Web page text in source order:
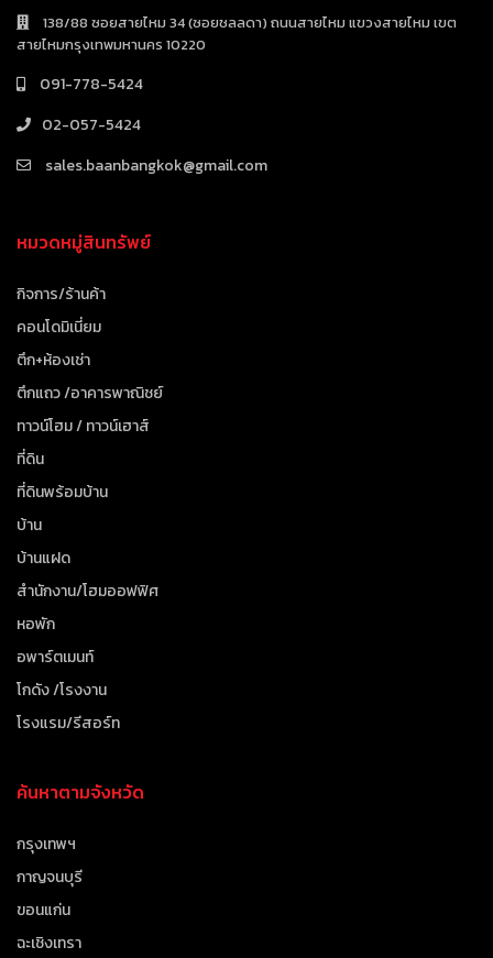
138/88 ซอยสายไหม 34 (ซอยชลลดา) ถนนสายไหม แขวงสายไหม เขต
สายไหมกรุงเทพมหานคร 10220
091-778-5424
02-057-5424
sales.baanbangkok@gmail.com
หมวดหมู่สินทรัพย์
กิจการ/ร้านค้า
คอนโดมิเนี่ยม
ตึก+ห้องเช่า
ตึกแถว /อาคารพาณิชย์
ทาวน์โฮม / ทาวน์เฮาส์
ที่ดิน
ที่ดินพร้อมบ้าน
บ้าน
บ้านแฝด
สำนักงาน/โฮมออฟฟิศ
หอพัก
อพาร์ตเมนท์
โกดัง /โรงงาน
โรงแรม/รีสอร์ท
ค้นหาตามจังหวัด
กรุงเทพฯ
กาญจนบุรี
ขอนแก่น
ฉะเชิงเทรา